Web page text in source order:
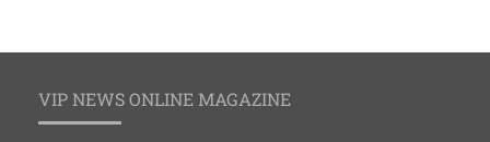
VIP NEWS ONLINE MAGAZINE